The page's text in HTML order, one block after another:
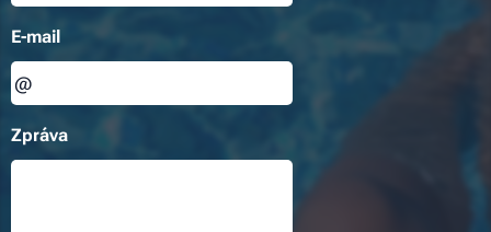
E-mail
Zpráva